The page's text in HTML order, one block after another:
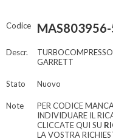
Codice
Descr.
GARRETT
Stato Nuovo
Note
PER CODICE
INDIVIDUARE IL
CLICCATE QUI SU
LA VOSTRA